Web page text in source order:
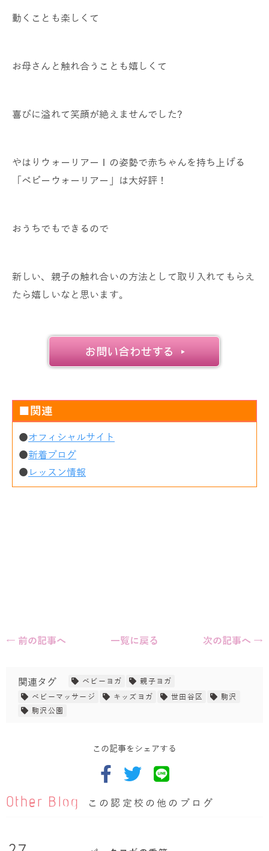
動くことも楽しくて
お母さんと触れ合うことも嬉しくて
喜びに溢れて笑顔が絶えませんでした?
やはりウォーリアーⅠの姿勢で赤ちゃんを持ち上げる
「ベビーウォーリアー」は大好評！
おうちでもできるので
新しい、親子の触れ合いの方法として取り入れてもらえ
たら嬉しいなと思います。
■関連
●オフィシャルサイト
●新着ブログ
●レッスン情報
← 前の記事へ 一覧に戻る 次の記事へ →
関連タグ ベビーヨガ
親子ヨガ
ベビーマッサージ
キッズヨガ 世田谷区
駒沢
駒沢公園
この記事をシェアする
Other Blog この認定校の他のブログ